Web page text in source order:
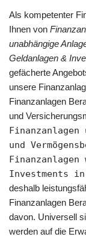
Als kompetenter
Ihnen von
unabhängige
Geldanlagen &
gefächerte
unsere
Finanzanlagen
und
und
Finanzanlagen
Investments
deshalb
Finanzanlagen
davon. Universell
werden auf die